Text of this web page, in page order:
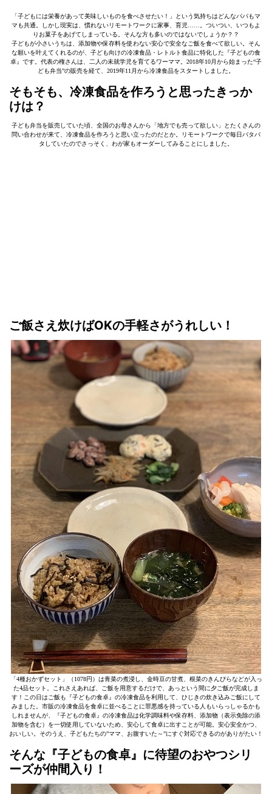
「子どもには栄養があって美味しいものを食べさせたい！」という気持ちはどんなパパもマ
マも共通。しかし現実は、慣れないリモートワークに家事、育児……。ついつい、いつもよ
りお菓子をあげてしまっている。そんな方も多いのではないでしょうか？？
子どもが小さいうちは、添加物や保存料を使わない安心で安全なご飯を食べて欲しい。そん
な願いを叶えてくれるのが、子ども向けの冷凍食品・レトルト食品に特化した『子どもの食
卓』です。代表の権さんは、二人の未就学児を育てるワーママ。2018年10月から始まった“子
ども弁当”の販売を経て、2019年11月から冷凍食品をスタートしました。
そもそも、冷凍食品を作ろうと思ったきっか
けは？
子ども弁当を販売していた頃、全国のお母さんから「地方でも売って欲しい」とたくさんの
問い合わせが来て、冷凍食品を作ろうと思い立ったのだとか。リモートワークで毎日バタバ
タしていたのでさっそく、わが家もオーダーしてみることにしました。
ご飯さえ炊けばOKの手軽さがうれしい！
「4種おかずセット」（1078円）は青菜の煮浸し、金時豆の甘煮、根菜のきんぴらなどが入っ
た4品セット。これさえあれば、ご飯を用意するだけで、あっという間に夕ご飯が完成しま
す！この日はご飯も『子どもの食卓』の冷凍食品を利用して、ひじきの炊き込みご飯にして
みました。市販の冷凍食品を食卓に並べることに罪悪感を持っている人もいらっしゃるかも
しれませんが、『子どもの食卓』の冷凍食品は化学調味料や保存料、添加物（表示免除の添
加物を含む）を一切使用していないため、安心して食卓に出すことが可能。安心安全かつ、
おいしい。そのうえ、子どもたちの”ママ、お腹すいた～”にすぐ対応できるのがありがたい！
そんな『子どもの食卓』に待望のおやつシリ
ーズが仲間入り！